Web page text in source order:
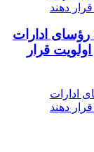
ادارات
قرار